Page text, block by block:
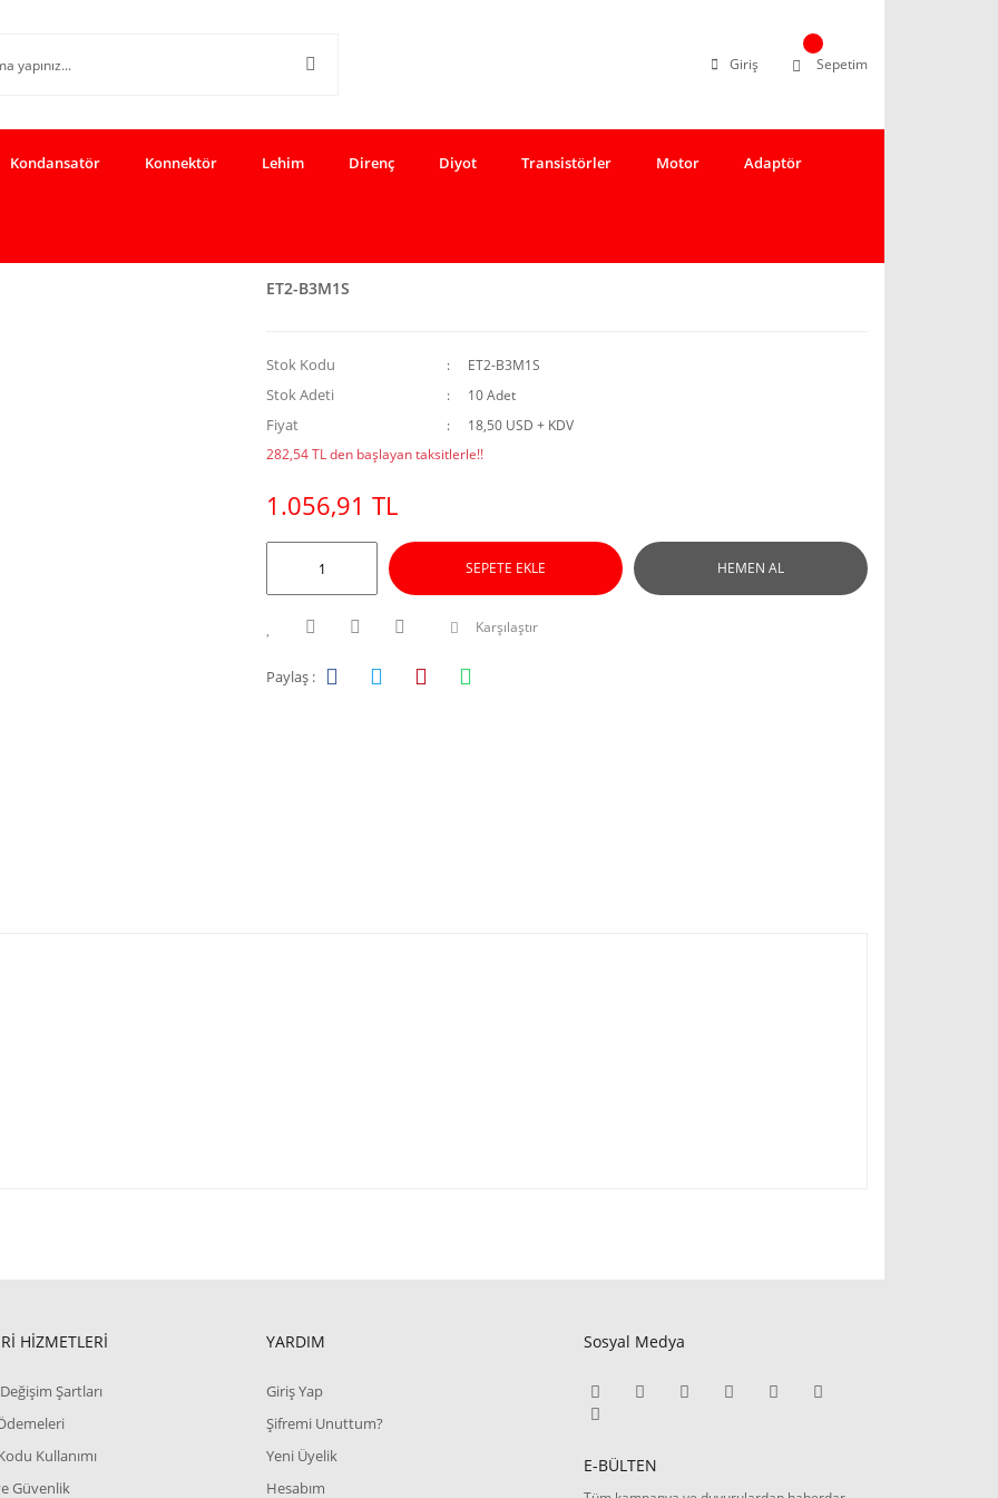
Giriş Sepetim
Kondansatör Konnektör Lehim Direnç Diyot Transistörler Motor Adaptör
ET2-B3M1S
Stok Kodu ET2-B3M1S
Stok Adeti 10 Adet
Fiyat
18,50 USD + KDV
282,54 TL den başlayan taksitlerle!!
1.056,91 TL
SEPETE EKLE HEMEN AL
Karşılaştır
Paylaş :
HİZMETLERİ
Şartları
Kullanımı
Güvenlik
YARDIM
Giriş Yap
Şifremi Unuttum?
Yeni Üyelik
Hesabım
Sosyal Medya
E-BÜLTEN